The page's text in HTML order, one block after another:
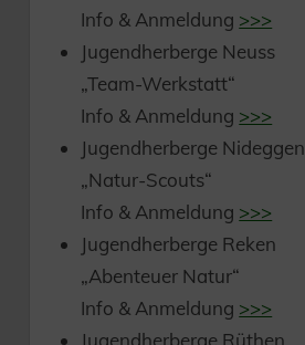
Info & Anmeldung >>>
Jugendherberge Neuss
„Team-Werkstatt“
Info & Anmeldung >>>
Jugendherberge Nideggen
„Natur-Scouts“
Info & Anmeldung >>>
Jugendherberge Reken
„Abenteuer Natur“
Info & Anmeldung >>>
Jugendherberge Rüthen